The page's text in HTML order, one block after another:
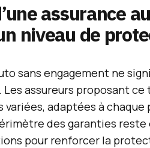
assurance
niveau de
sans engagement ne
assureurs proposant
adaptées à
des garanties
pour renforcer la